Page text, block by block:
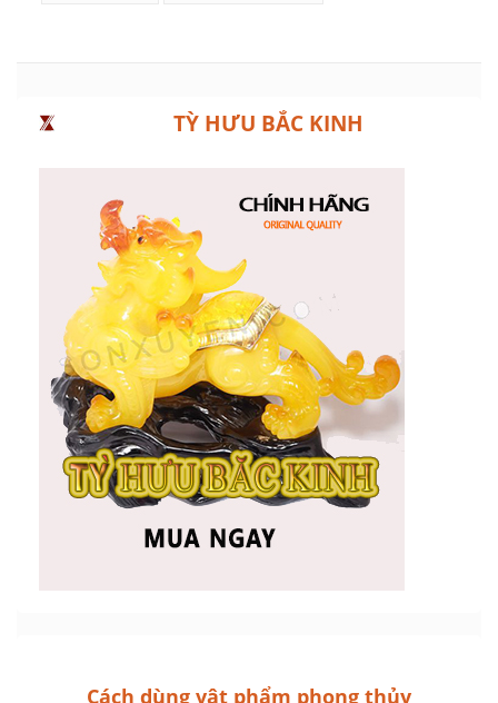
TỲ HƯU BẮC KINH
Cách dùng vật phẩm phong thủy